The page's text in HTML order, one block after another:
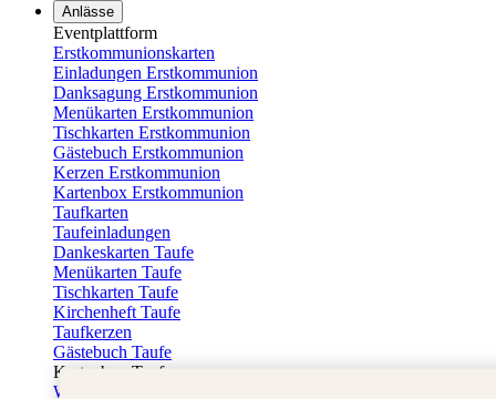
Anlässe
Eventplattform
Erstkommunionskarten
Einladungen Erstkommunion
Danksagung Erstkommunion
Menükarten Erstkommunion
Tischkarten Erstkommunion
Gästebuch Erstkommunion
Kerzen Erstkommunion
Kartenbox Erstkommunion
Taufkarten
Taufeinladungen
Dankeskarten Taufe
Menükarten Taufe
Tischkarten Taufe
Kirchenheft Taufe
Taufkerzen
Gästebuch Taufe
Kartenbox Taufe
Willkommensschilder Taufe